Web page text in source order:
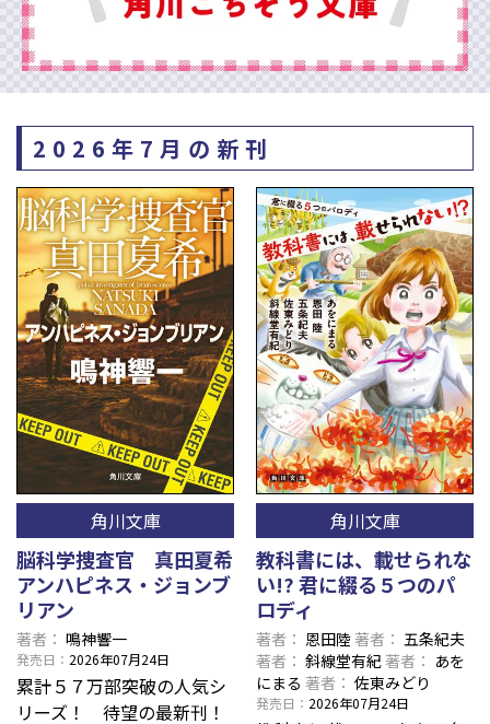
2026年7月の新刊
角川文庫
脳科学捜査官 真田夏希
アンハピネス・ジョンブ
リアン
著者 鳴神響一
発売日 2026年07月24日
累計５７万部突破の人気シ
リーズ！ 待望の最新刊！
角川文庫
教科書には、載せられな
い!? 君に綴る５つのパ
ロディ
著者 恩田陸著者
五条紀夫
著者
斜線堂有紀著者
あを
にまる 著者 佐東みどり
発売日 2026年07月24日